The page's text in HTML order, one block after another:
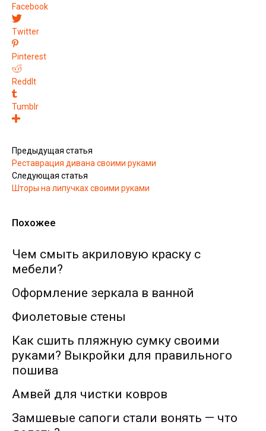
Facebook
Twitter
Pinterest
ReddIt
Tumblr
Предыдущая статья
Реставрация дивана своими руками
Следующая статья
Шторы на липучках своими руками
Похожее
Чем смыть акриловую краску с
мебели?
Оформление зеркала в ванной
Фиолетовые стены
Как сшить пляжную сумку своими
руками? Выкройки для правильного
пошива
Амвей для чистки ковров
Замшевые сапоги стали вонять — что